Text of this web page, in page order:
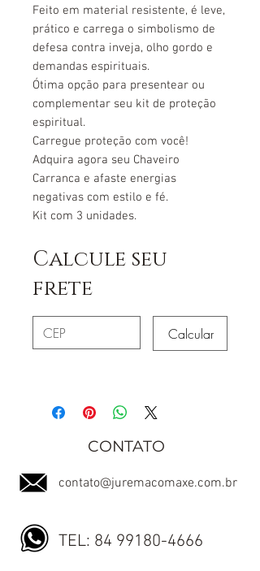
Feito em material resistente, é leve,
prático e carrega o simbolismo de
defesa contra inveja, olho gordo e
demandas espirituais.
Ótima opção para presentear ou
complementar seu kit de proteção
espiritual.
Carregue proteção com você!
Adquira agora seu Chaveiro
Carranca e afaste energias
negativas com estilo e fé.
Kit com 3 unidades.
Calcule seu
frete
Calcular
CONTATO
contato@juremacomaxe.com.br
TEL: 84 99180-4666